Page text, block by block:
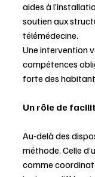
aides à
soutien aux
télémédecine.
Une intervention
compétences
forte des
Un rôle de
Au-delà des
méthode. Celle
comme